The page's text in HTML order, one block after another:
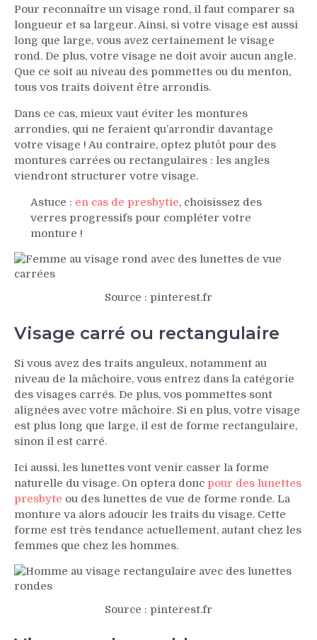
Pour reconnaître un visage rond, il faut comparer sa
longueur et sa largeur. Ainsi, si votre visage est aussi
long que large, vous avez certainement le visage
rond. De plus, votre visage ne doit avoir aucun angle.
Que ce soit au niveau des pommettes ou du menton,
tous vos traits doivent être arrondis.
Dans ce cas, mieux vaut éviter les montures
arrondies, qui ne feraient qu’arrondir davantage
votre visage ! Au contraire, optez plutôt pour des
montures carrées ou rectangulaires : les angles
viendront structurer votre visage.
Astuce : en cas de presbytie, choisissez des
verres progressifs pour compléter votre
monture !
Source : pinterest.fr
Visage carré ou rectangulaire
Si vous avez des traits anguleux, notamment au
niveau de la mâchoire, vous entrez dans la catégorie
des visages carrés. De plus, vos pommettes sont
alignées avec votre mâchoire. Si en plus, votre visage
est plus long que large, il est de forme rectangulaire,
sinon il est carré.
Ici aussi, les lunettes vont venir casser la forme
naturelle du visage. On optera donc pour des lunettes
presbyte ou des lunettes de vue de forme ronde. La
monture va alors adoucir les traits du visage. Cette
forme est très tendance actuellement, autant chez les
femmes que chez les hommes.
Source : pinterest.fr